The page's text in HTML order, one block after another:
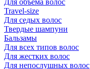
Для объема волос
Travel-size
Для седых волос
Твердые шампуни
Бальзамы
Для всех типов волос
Для жестких волос
Для непослушных волос